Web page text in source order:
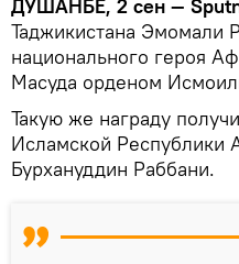
ДУШАНБЕ, 2 сен —
Таджикистана Эмомали
национального героя
Масуда орденом
Такую же награду
Исламской Республики
Бурхануддин Раббани.